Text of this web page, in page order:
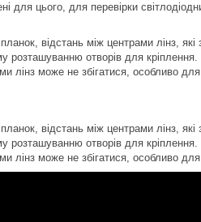
для цього, для перевірки
відстань між центрами лінз,
розташуванню отворів для
лінз може не збігатися, особливо
відстань між центрами лінз,
розташуванню отворів для
лінз може не збігатися, особливо